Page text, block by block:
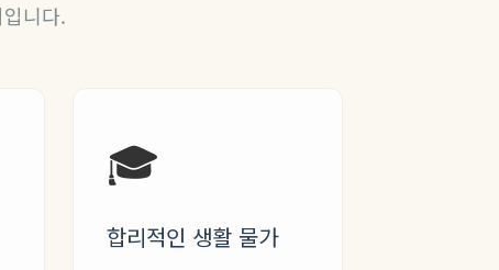
니다.
🎓
합리적인 생활 물가